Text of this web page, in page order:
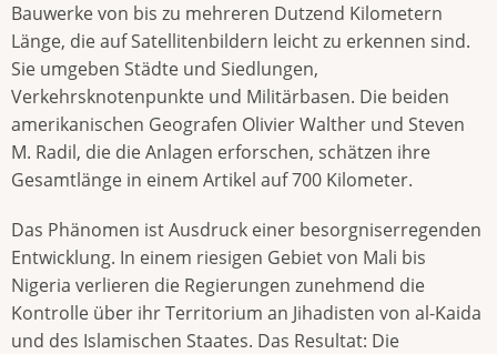
Bauwerke von bis zu mehreren Dutzend Kilometern
Länge, die auf Satellitenbildern leicht zu erkennen sind.
Sie umgeben Städte und Siedlungen,
Verkehrsknotenpunkte und Militärbasen. Die beiden
amerikanischen Geografen Olivier Walther und Steven
M. Radil, die die Anlagen erforschen, schätzen ihre
Gesamtlänge in einem Artikel auf 700 Kilometer.
Das Phänomen ist Ausdruck einer besorgniserregenden
Entwicklung. In einem riesigen Gebiet von Mali bis
Nigeria verlieren die Regierungen zunehmend die
Kontrolle über ihr Territorium an Jihadisten von al-Kaida
und des Islamischen Staates. Das Resultat: Die